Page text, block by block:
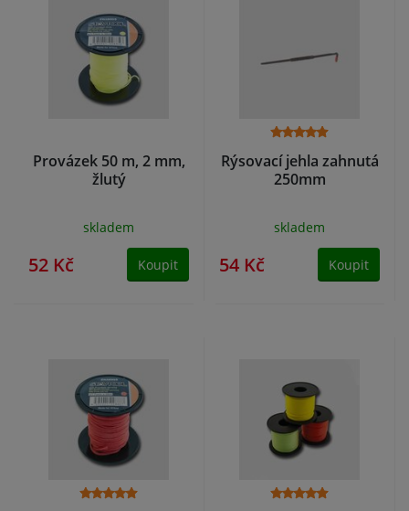
Provázek 50 m, 2 mm,
žlutý
skladem
52 Kč Koupit
Rýsovací jehla zahnutá
250mm
skladem
54 Kč Koupit